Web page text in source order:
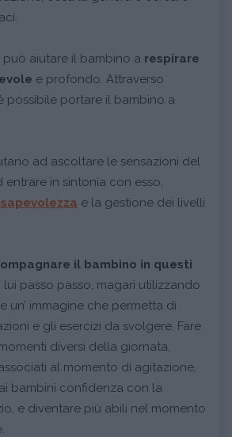
può aiutare il bambino a respirare
e profondo. Attraverso
possibile portare il bambino a
ad ascoltare le sensazioni del
in sintonia con esso,
e la gestione dei livelli
il bambino in questi
lui passo passo, magari utilizzando
un’ immagine che permetta di
e gli esercizi da svolgere. Fare
diversi della giornata,
al momento di agitazione,
bambini confidenza con la
e diventare più abili nel momento